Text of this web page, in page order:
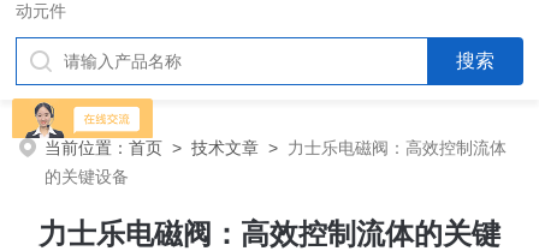
动元件
当前位置：首页 >技术文章 > 力士乐电磁阀：高效控制流体
的关键设备
力士乐电磁阀：高效控制流体的关键